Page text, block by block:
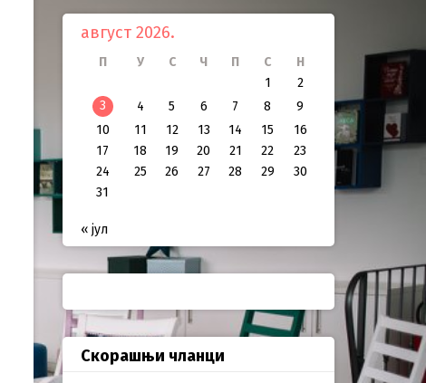
август 2026.
П У С Ч П С
Н
1
2
3
4 5 6 7 8
9
10
11 12 13 14 15
16
17
18 19 20 21 22
23
24
25 26 27 28 29
30
31
« јул
Скорашњи чланци